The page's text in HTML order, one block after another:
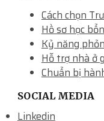
Cách chọn
Hồ sơ học
Kỷ năng
Hỗ trợ nhà ở
Chuẩn bị
SOCIAL MEDIA
Linkedin